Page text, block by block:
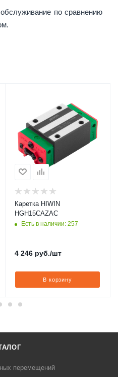
по сравнению
Каретка HIWIN
HGH15CAZAC
Есть в наличии: 257
4 246 руб./шт
В корзину
перемещений